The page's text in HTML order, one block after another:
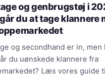
og genbrugstøj i
du at tage klannere
og secondhand er in, men
du uønskede klannere fra
Læs vores guide